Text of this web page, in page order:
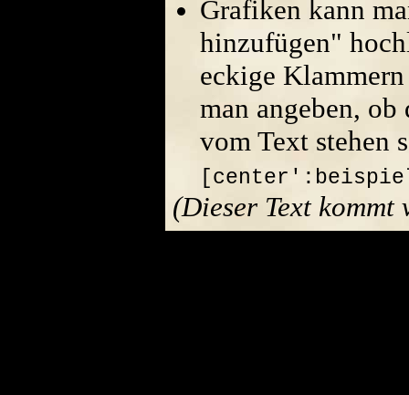
Grafiken kann
hinzufügen"
eckige
man angeben,
vom Text stehen
(Dieser Text kommt